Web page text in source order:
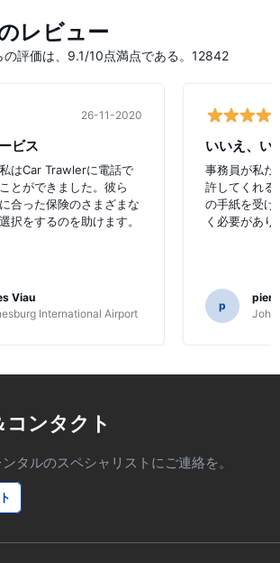
レビュー
の評価は、9.1/10点満点である。12842
26-11-2020
ビス
はCar Trawlerに電話で
とができました。彼ら
合った保険のさまざまな
択をするのを助けます。
Viau
International Airport
いいえ、い
事務員が私た
許してくれる
の手紙を受け
く必要があ
p
ンタクト
タルのスペシャリストにご連絡を。